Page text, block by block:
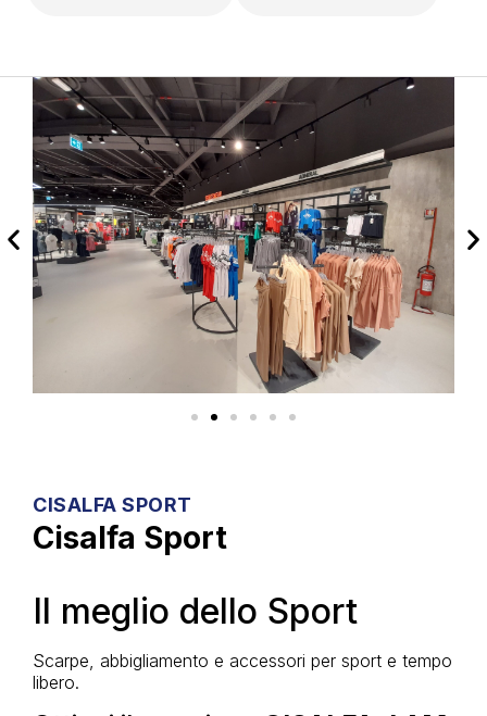
CISALFA SPORT
Cisalfa Sport
Il meglio dello Sport
Scarpe, abbigliamento e accessori per sport e tempo
libero.